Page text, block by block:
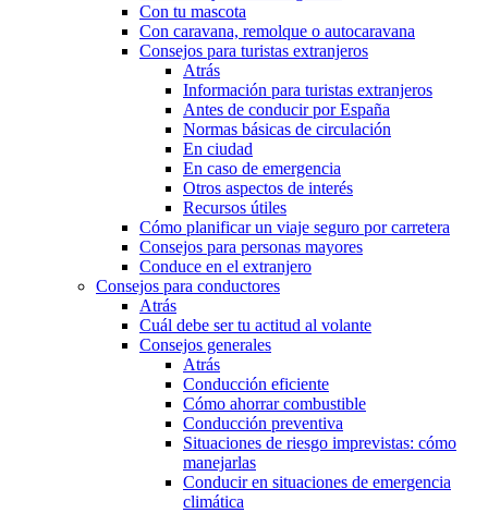
Con tu mascota
Con caravana, remolque o autocaravana
Consejos para turistas extranjeros
Atrás
Información para turistas extranjeros
Antes de conducir por España
Normas básicas de circulación
En ciudad
En caso de emergencia
Otros aspectos de interés
Recursos útiles
Cómo planificar un viaje seguro por carretera
Consejos para personas mayores
Conduce en el extranjero
Consejos para conductores
Atrás
Cuál debe ser tu actitud al volante
Consejos generales
Atrás
Conducción eficiente
Cómo ahorrar combustible
Conducción preventiva
Situaciones de riesgo imprevistas: cómo
manejarlas
Conducir en situaciones de emergencia
climática